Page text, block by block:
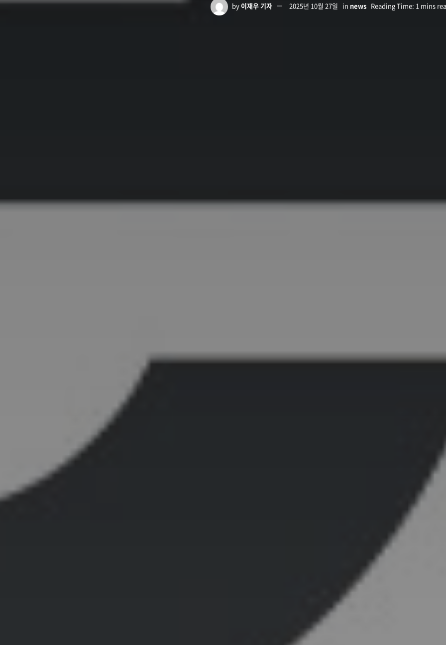
by 이재우 기자 2025년 10월 27일 in news Reading Time: 1 mins